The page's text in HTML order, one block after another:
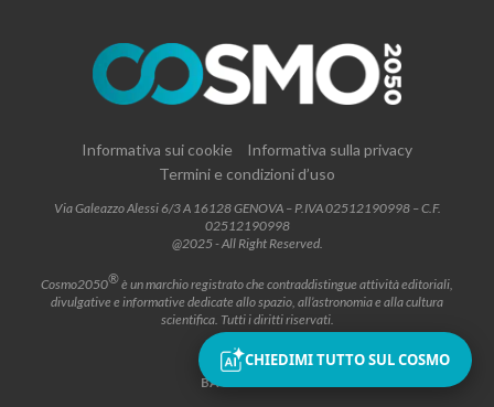
Informativa sui cookie
Informativa sulla privacy
Termini e condizioni d’uso
Via Galeazzo Alessi 6/3 A 16128 GENOVA – P.IVA 02512190998 – C.F.
02512190998
@2025 - All Right Reserved.
Cosmo2050®è un marchio registrato che contraddistingue attività editoriali,
divulgative e informative dedicate allo spazio, all’astronomia e alla cultura
scientifica. Tutti i diritti riservati.
BACK TO TOP
CHIEDIMI TUTTO SUL COSMO